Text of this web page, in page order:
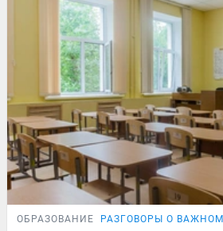
ОБРАЗОВАНИЕ РАЗГОВОРЫ О ВАЖНОМ